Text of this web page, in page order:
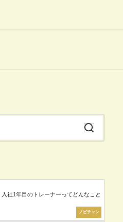
検
索
入社1年目のトレーナーってどんなこと
ノビチャン